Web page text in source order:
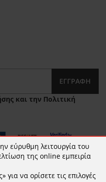
ΕΓΓΡΑΦΉ
και την Πολιτική
εύρυθμη λειτουργία του
της online εμπειρία
για να ορίσετε τις επιλογές